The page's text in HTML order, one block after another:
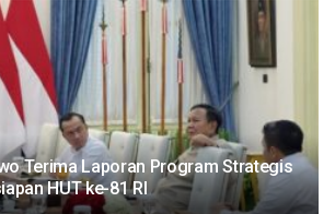
Terima Laporan Program Strategis
HUT ke-81 RI